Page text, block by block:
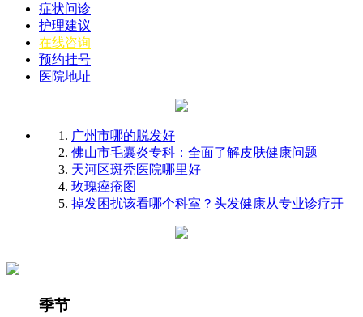
症状问诊
护理建议
在线咨询
预约挂号
医院地址
广州市哪的脱发好
佛山市毛囊炎专科：全面了解皮肤健康问题
天河区斑秃医院哪里好
玫瑰痤疮图
掉发困扰该看哪个科室？头发健康从专业诊疗开
季节